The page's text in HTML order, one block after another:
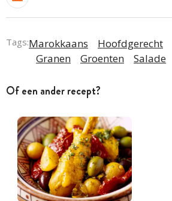
Tags:Marokkaans Hoofdgerecht
Granen
Groenten Salade
Of een ander recept?